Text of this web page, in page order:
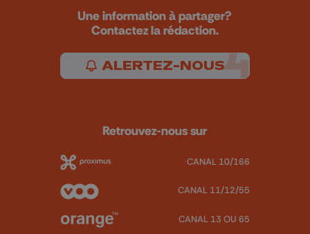
Une information à partager?
Contactez la rédaction.
ALERTEZ-NOUS
Retrouvez-nous sur
CANAL 10/166
CANAL 11/12/55
CANAL 13 OU 65